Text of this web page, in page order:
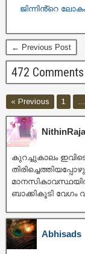
ജിന്നിൻ്റെ
← Previous Post
472 Comments
« Previous 1
കുറച്ചുകാലം
ബാക്കികൂടി വേഗം
Abhisads